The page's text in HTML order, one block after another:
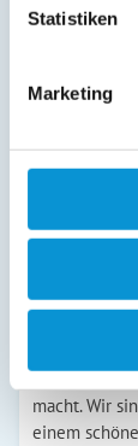
Statistiken
Marketing
In
macht. Wir
einem